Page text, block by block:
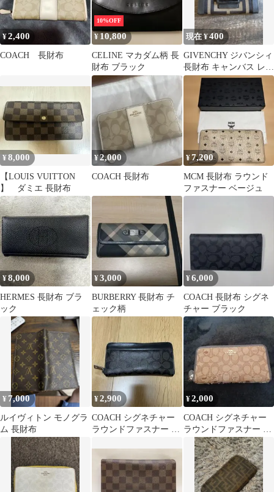
¥2,400
COACH 長財布
10%OFF
¥10,800
CELINE マカダム柄 長
財布 ブラック
現在 ¥400
GIVENCHY ジバンシィ
長財布 キャンバス レザ
ー
¥8,000
【LOUIS VUITTON
】 ダミエ 長財布
¥2,000
COACH 長財布
¥7,200
MCM 長財布 ラウンド
ファスナー ベージュ
¥8,000
HERMES 長財布 ブラ
ック
¥3,000
BURBERRY 長財布 チ
ェック柄
¥6,000
COACH 長財布 シグネ
チャー ブラック
¥ 7,000
ルイヴィトン モノグラ
ム 長財布
¥2,900
COACH シグネチャー
ラウンドファスナー 長
¥2,000
COACH シグネチャー
ラウンドファスナー 長
財布